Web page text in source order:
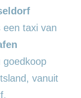
een taxi van
goedkoop
vanuit